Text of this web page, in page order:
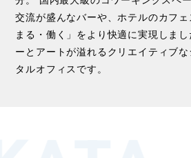
交流が盛んなバーや、ホテルのカフ
まる・働く」をより快適に実現しま
ーとアートが溢れるクリエイティブ
タルオフィスです。